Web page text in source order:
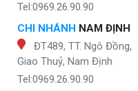
Tel:0969.26.90.90
CHI NHÁNH NAM ĐỊNH
ĐT489, TT. Ngô Đồng,
Giao Thuỷ, Nam Định
Tel:0969.26.90.90